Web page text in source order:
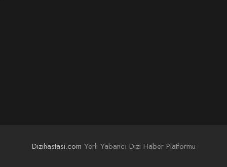
Dizihastasi.com Yerli Yabancı Dizi Haber Platformu